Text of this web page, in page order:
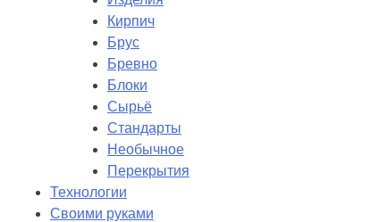
Кирпич
Брус
Бревно
Блоки
Сырьё
Стандарты
Необычное
Перекрытия
Технологии
Своими руками